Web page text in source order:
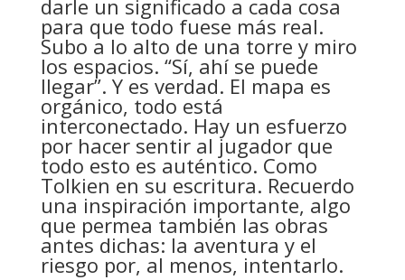
darle un significado a cada cosa
para que todo fuese más real.
Subo a lo alto de una torre y miro
los espacios. “Sí, ahí se puede
llegar”. Y es verdad. El mapa es
orgánico, todo está
interconectado. Hay un esfuerzo
por hacer sentir al jugador que
todo esto es auténtico. Como
Tolkien en su escritura. Recuerdo
una inspiración importante, algo
que permea también las obras
antes dichas: la aventura y el
riesgo por, al menos, intentarlo.